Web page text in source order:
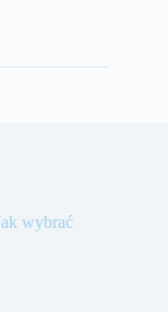
wybrać